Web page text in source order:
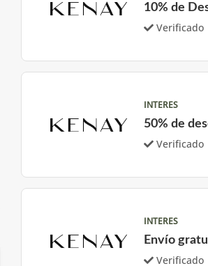
10% de
Verificado
INTERES
50% de
Verificado
INTERES
Envío
Verificado